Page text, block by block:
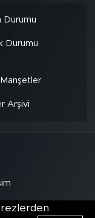
Durumu
Durumu
Arşivi